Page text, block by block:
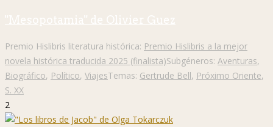
"Mesopotamia" de Olivier Guez
Premio Hislibris literatura histórica: Premio Hislibris a la mejor
novela histórica traducida 2025 (finalista)Subgéneros: Aventuras,
Biográfico, Político, ViajesTemas: Gertrude Bell, Próximo Oriente,
S. XX
2